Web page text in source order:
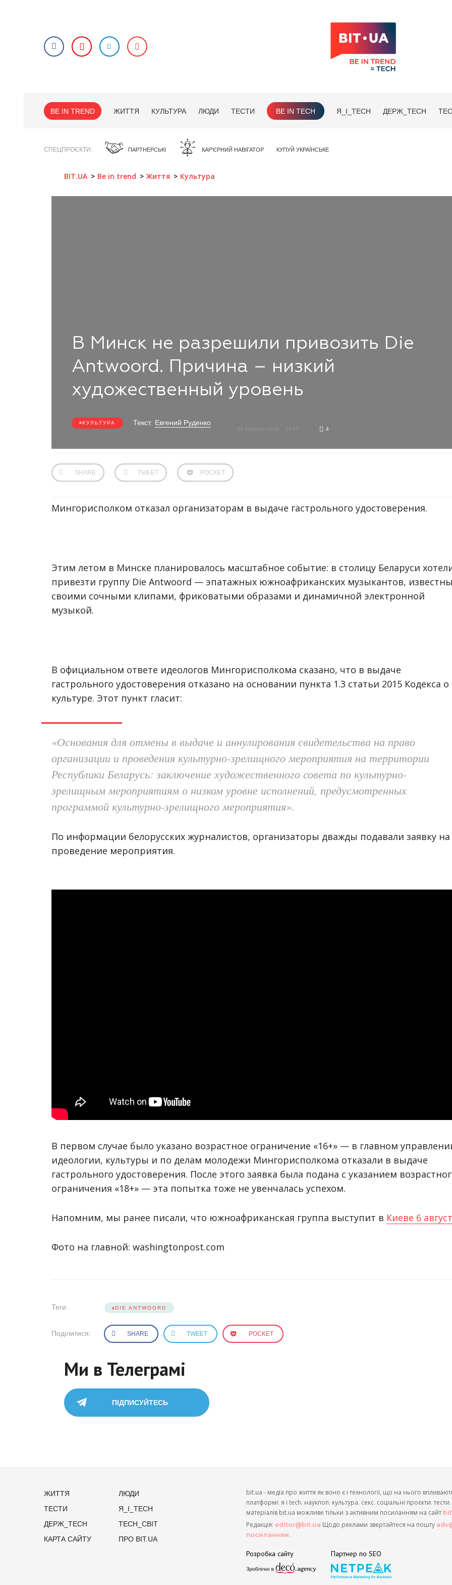
BE IN TREND ЖИТТЯ КУЛЬТУРА ЛЮДИ ТЕСТИ BE IN TECH Я_І_TECH ДЕРЖ_TECH
СПЕЦПРОЄКТИ ПАРТНЕРСЬКІ КАР'ЄРНИЙ НАВІГАТОР КУПУЙ УКРАЇНСЬКЕ
BIT.UA Be in trend Життя Культура
В Минск не разрешили привозить Die
Antwoord. Причина – низкий
художественный уровень
КУЛЬТУРА Текст: Евгений Руденко
02 Березня 2018 19:05 4
SHARE TWEET POCKET
Мингорисполком отказал организаторам в выдаче гастрольного удостоверения.
Этим летом в Минске планировалось масштабное событие: в столицу Беларуси
привезти группу Die Antwoord — эпатажных южноафриканских музыкантов,
своими сочными клипами, фриковатыми образами и динамичной электронной
музыкой.
В официальном ответе идеологов Мингорисполкома сказано, что в выдаче
гастрольного удостоверения отказано на основании пункта 1.3 статьи 2015 Кодекса о
культуре. Этот пункт гласит:
«Основания для отмены в выдаче и аннулирования свидетельства на право
организации и проведения культурно-зрелищного мероприятия на территории
Республики Беларусь: заключение художественного совета по культурно-
зрелищным мероприятиям о низком уровне исполнений, предусмотренных
программой культурно-зрелищного мероприятия».
По информации белорусских журналистов, организаторы дважды подавали заявку на
проведение мероприятия.
В первом случае было указано возрастное ограничение «16+» — в главном
идеологии, культуры и по делам молодежи Мингорисполкома отказали в выдаче
гастрольного удостоверения. После этого заявка была подана с указанием
ограничения «18+» — эта попытка тоже не увенчалась успехом.
Напомним, мы ранее писали, что южноафриканская группа выступит в Киеве 6
Фото на главной: washingtonpost.com
Теги: DIE ANTWOORD
Поділитися: SHARE TWEET POCKET
Ми в Телеграмі
ПІДПИСУЙТЕСЬ
ЖИТТЯ
ЛЮДИ
ТЕСТИ
Я_І_TECH
ДЕРЖ_TECH
TECH_СВІТ
КАРТА САЙТУ
ПРО BIT.UA
bit.ua - медіа про життя як воно є і технології, що на нього
платформі: я і tech. наукпоп. культура. секс. соціальні проєкти.
матеріалів bit.ua можливе тільки з активним посиланням на сайт
Редакція: editor@bit.ua Щодо реклами звертайтеся на пошту
посиланням.
Розробка сайту Партнер по SEO